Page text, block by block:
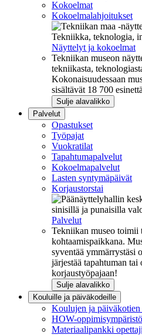
Kokoelmat
Kokoelmalahjoitukset
Tekniikka, teknologia,
Näyttelyt ja kokoelmat
Tekniikan museon
tekniikasta,
Kokonaisuudessaan
sisältävät 18 700
Sulje alavalikko
Palvelut
Opastukset
Työpajat
Vuokratilat
Tapahtumapalvelut
Kokoelmapalvelut
Lasten syntymäpäivät
Korjaustorstai
Palvelut
Tekniikan museo toimii
kohtaamispaikkana.
syventää ymmärrystäsi
järjestää tapahtuman
korjaustyöpajaan!
Sulje alavalikko
Kouluille ja päiväkodeille
Koulujen ja
HOW-oppimisympäristö
Materiaalipankki